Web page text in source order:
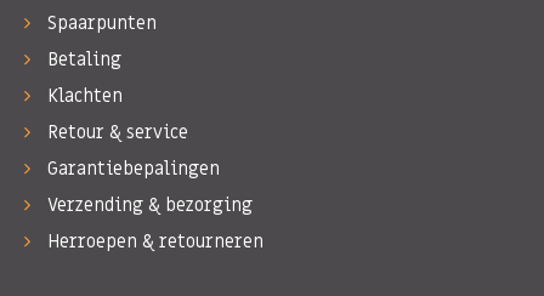
Spaarpunten
Betaling
Klachten
Retour & service
Garantiebepalingen
Verzending & bezorging
Herroepen & retourneren